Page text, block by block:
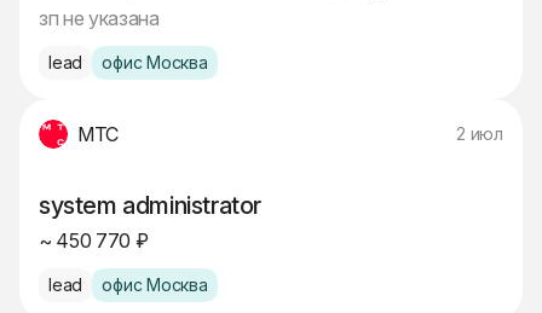
зп не указана
lead офис Москва
МТС 2 июл
system administrator
~ 450 770 ₽
lead офис Москва